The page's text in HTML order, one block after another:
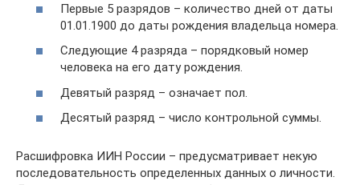
Первые 5 разрядов – количество дней от даты
01.01.1900 до даты рождения владельца номера.
Следующие 4 разряда – порядковый номер
человека на его дату рождения.
Девятый разряд – означает пол.
Десятый разряд – число контрольной суммы.
Расшифровка ИИН России – предусматривает некую
последовательность определенных данных о личности.